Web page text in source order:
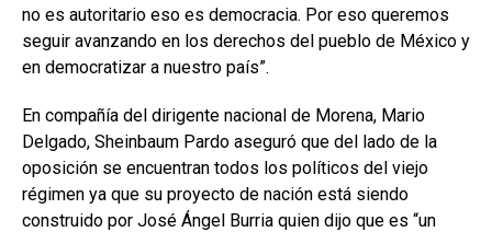
no es autoritario eso es democracia. Por eso queremos
seguir avanzando en los derechos del pueblo de México y
en democratizar a nuestro país”.
En compañía del dirigente nacional de Morena, Mario
Delgado, Sheinbaum Pardo aseguró que del lado de la
oposición se encuentran todos los políticos del viejo
régimen ya que su proyecto de nación está siendo
construido por José Ángel Burria quien dijo que es “un